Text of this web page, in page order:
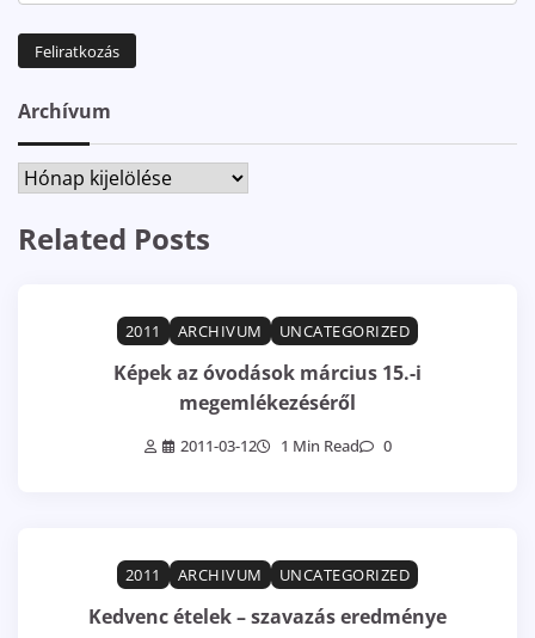
Archívum
Archívum
Related Posts
2011 ARCHIVUM UNCATEGORIZED
Képek az óvodások március 15.-i
megemlékezéséről
2011-03-12 1 Min Read 0
2011 ARCHIVUM UNCATEGORIZED
Kedvenc ételek – szavazás eredménye